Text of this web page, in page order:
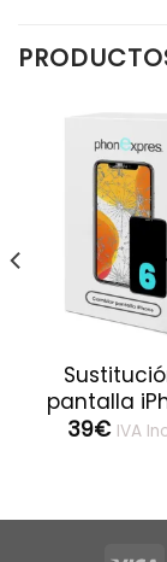
pantalla
39€ IVA